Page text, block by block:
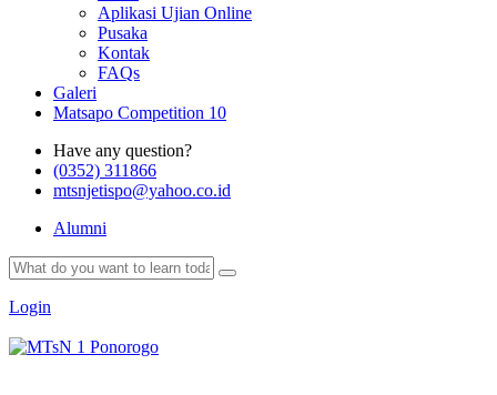
Aplikasi Ujian Online
Pusaka
Kontak
FAQs
Galeri
Matsapo Competition 10
Have any question?
(0352) 311866
mtsnjetispo@yahoo.co.id
Alumni
Login